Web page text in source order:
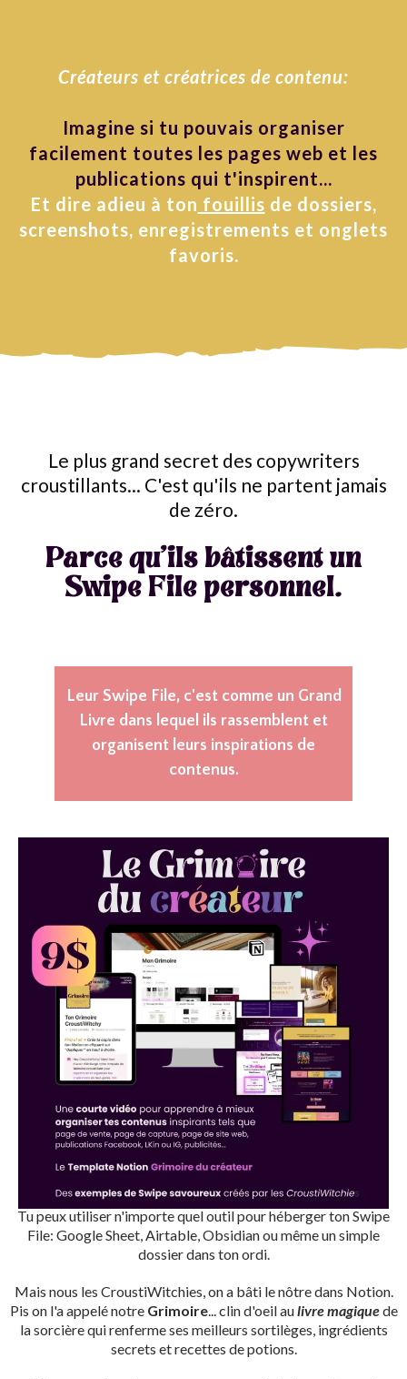
Créateurs et créatrices de contenu:
Imagine si tu pouvais organiser
facilement toutes les pages web et les
publications qui t'inspirent...
Et dire adieu à ton fouillis de dossiers,
screenshots, enregistrements et onglets
favoris.
Le plus grand secret des copywriters
croustillants... C'est qu'ils ne partent jamais
de zéro.
Parce qu'ils bâtissent un
Swipe File personnel.
Leur Swipe File, c'est comme un Grand
Livre dans lequel ils rassemblent et
organisent leurs inspirations de
contenus.
Tu peux utiliser n'importe quel outil pour héberger ton Swipe
File: Google Sheet, Airtable, Obsidian ou même un simple
dossier dans ton ordi.
Mais nous les CroustiWitchies, on a bâti le nôtre dans Notion.
Pis on l'a appelé notre Grimoire... clin d'oeil aulivre magiquede
la sorcière qui renferme ses meilleurs sortilèges, ingrédients
secrets et recettes de potions.